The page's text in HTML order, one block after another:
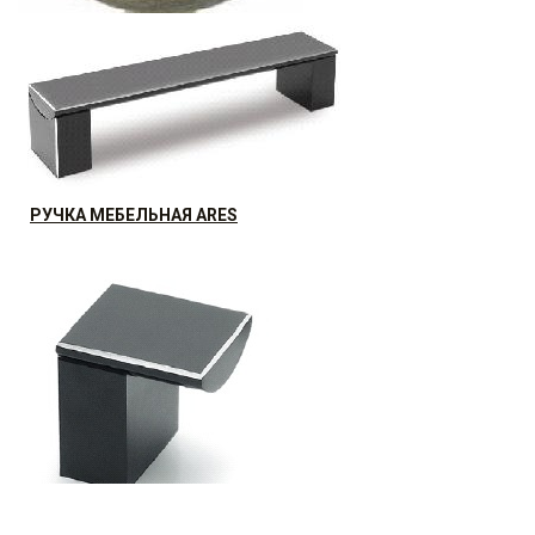
РУЧКА МЕБЕЛЬНАЯ ARDEA
от 18.48р.
РУЧКА МЕБЕЛЬНАЯ ARES
30.07 р.